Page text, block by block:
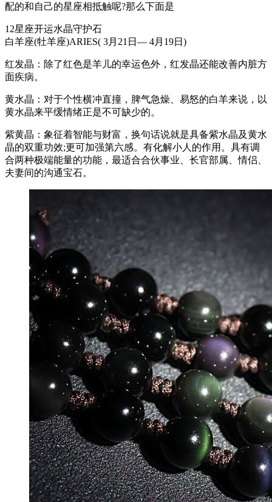
配的和自己的星座相抵触呢?那么下面是
12星座开运水晶守护石
白羊座(牡羊座)ARIES( 3月21日— 4月19日)
红发晶：除了红色是羊儿的幸运色外，红发晶还能改善内脏方
面疾病。
黄水晶：对于个性横冲直撞，脾气急燥、易怒的白羊来说，以
黄水晶来平缓情绪正是不可缺少的。
紫黄晶：象征着智能与财富，换句话说就是具备紫水晶及黄水
晶的双重功效;更可加强第六感。有化解小人的作用。具有调
合两种极端能量的功能，最适合合伙事业、长官部属、情侣、
夫妻间的沟通宝石。